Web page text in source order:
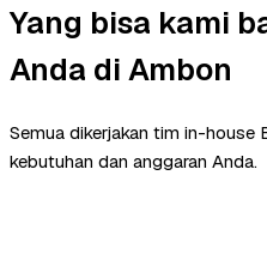
Yang bisa kami
Anda di Ambon
Semua dikerjakan tim in-house
kebutuhan dan anggaran Anda.